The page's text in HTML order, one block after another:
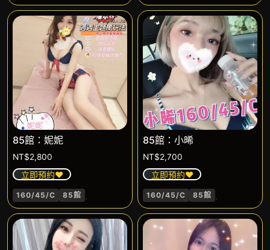
85館：妮妮
NT$2,800
立即預約❤️
160/45/C 85館 .
85館：小晞
NT$2,700
立即預約❤️
160/45/C 85館 .